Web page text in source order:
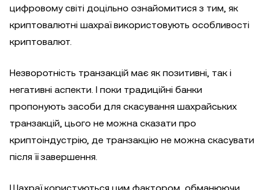
цифровому світі доцільно ознайомитися з тим, як
криптовалютні шахраї використовують особливості
криптовалют.
Незворотність транзакцій має як позитивні, так і
негативні аспекти. І поки традиційні банки
пропонують засоби для скасування шахрайських
транзакцій, цього не можна сказати про
криптоіндустрію, де транзакцію не можна скасувати
після її завершення.